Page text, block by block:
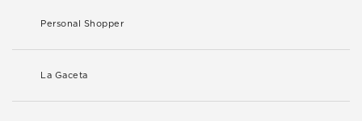
Personal Shopper
La Gaceta